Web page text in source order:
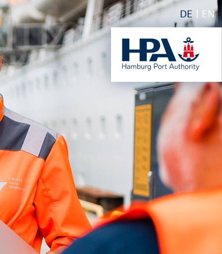
DE EN